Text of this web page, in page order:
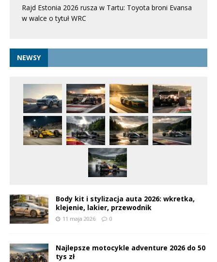
Rajd Estonia 2026 rusza w Tartu: Toyota broni Evansa
w walce o tytuł WRC
NEWSY
Body kit i stylizacja auta 2026: wkretka,
klejenie, lakier, przewodnik
11 maja 2026 0
Najlepsze motocykle adventure 2026 do 50
tys zł